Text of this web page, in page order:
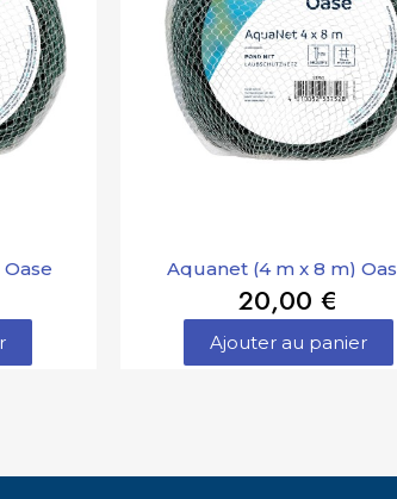
Aquanet (4 m x 8 m)
20,00 €
Ajouter au panier